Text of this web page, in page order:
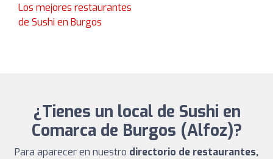
Los mejores restaurantes
de Sushi en Burgos
¿Tienes un local de Sushi en
Comarca de Burgos (Alfoz)?
Para aparecer en nuestro directorio de restaurantes,